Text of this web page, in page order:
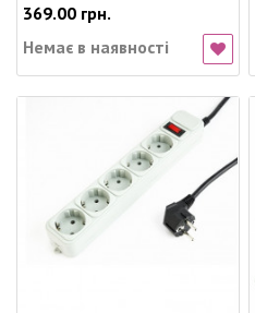
369.00 грн.
Немає в наявності